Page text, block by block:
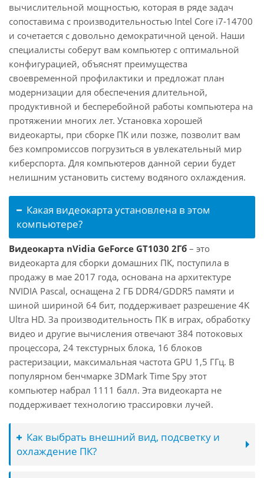
вычислительной мощностью, которая в ряде задач
сопоставима с производительностью Intel Core i7-14700
и сочетается с довольно демократичной ценой. Наши
специалисты соберут вам компьютер с оптимальной
конфигурацией, объяснят преимущества
своевременной профилактики и предложат план
модернизации для обеспечения длительной,
продуктивной и бесперебойной работы компьютера на
протяжении многих лет. Установка хорошей
видеокарты, при сборке ПК или позже, позволит вам
без компромиссов погрузиться в увлекательный мир
киберспорта. Для компьютеров данной серии будет
нелишним установить систему водяного охлаждения.
Какая видеокарта установлена в этом
компьютере?
Видеокарта nVidia GeForce GT1030 2Гб – это
видеокарта для сборки домашних ПК, поступила в
продажу в мае 2017 года, основана на архитектуре
NVIDIA Pascal, оснащена 2 ГБ DDR4/GDDR5 памяти и
шиной шириной 64 бит, поддерживает разрешение 4K
Ultra HD. За производительность ПК в играх, обработку
видео и другие вычисления отвечают 384 потоковых
процессора, 24 текстурных блока, 16 блоков
растеризации, максимальная частота GPU 1,5 ГГц. В
популярном бенчмарке 3DMark Time Spy этот
компьютер набрал 1111 балл. Эта видеокарта не
поддерживает технологию трассировки лучей.
Как выбрать внешний вид, подсветку и
охлаждение ПК?